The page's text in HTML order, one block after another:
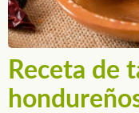
Receta de